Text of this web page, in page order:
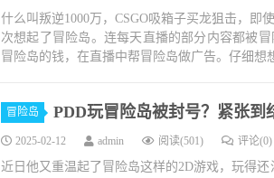
什么叫叛逆1000万，CSGO吸箱子买龙狙击，即
次想起了冒险岛。连每天直播的部分内容都被
冒险岛的钱，在直播中帮冒险岛做广告。仔细想
冒险岛 PDD玩冒险岛被封号？紧张到
2025-02-12 admin 阅读(501) 评论(0)
近日他又重温起了冒险岛这样的2D游戏，玩得